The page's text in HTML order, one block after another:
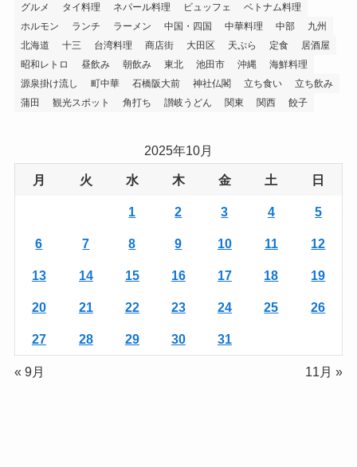
グルメ
タイ料理 ネパール料理 ビュッフェ
ベトナム料理
ホルモン
ランチ ラーメン 中国・四国 中華料理 中部
九州
北海道
十三 台湾料理 商店街 大田区 天ぷら 定食
居酒屋
昭和レトロ
昼飲み 朝飲み 東北 池田市 沖縄
海鮮料理
源泉掛け流し
町中華 石橋阪大前 神社仏閣 立ち食い
立ち飲み
蒲田
観光スポット 角打ち 讃岐うどん 関東 関西 餃子
2025年10月
月 火 水 木 金 土 日
1 2 3 4 5
6 7 8 9 10 11 12
13 14 15 16 17 18 19
20 21 22 23 24 25 26
27 28 29 30 31
« 9月 11月 »